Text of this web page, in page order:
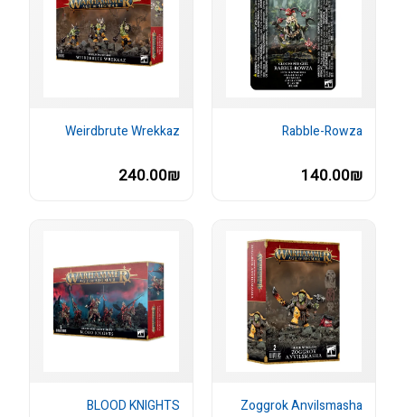
Rabble-Rowza
140.00₪
Weirdbrute Wrekkaz
240.00₪
Zoggrok Anvilsmasha
BLOOD KNIGHTS